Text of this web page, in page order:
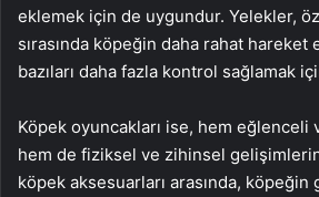
eklemek için de uygundur. Yelekler,
sırasında köpeğin daha rahat hareket
bazıları daha fazla kontrol sağlamak
Köpek oyuncakları ise, hem
hem de fiziksel ve zihinsel
köpek aksesuarları arasında,